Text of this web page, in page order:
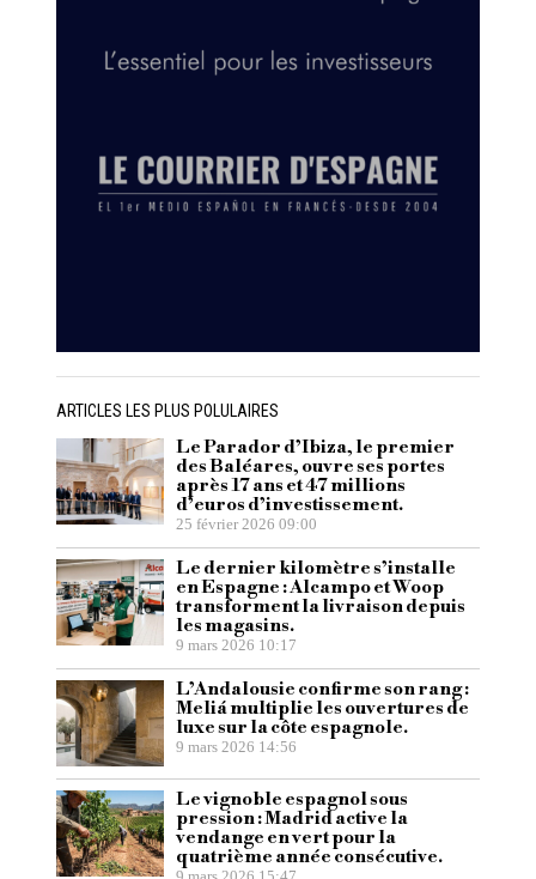
ARTICLES LES PLUS POLULAIRES
Le Parador d’Ibiza, le premier
des Baléares, ouvre ses portes
après 17 ans et 47 millions
d’euros d’investissement.
25 février 2026 09:00
Le dernier kilomètre s’installe
en Espagne : Alcampo et Woop
transforment la livraison depuis
les magasins.
9 mars 2026 10:17
L’Andalousie confirme son rang :
Meliá multiplie les ouvertures de
luxe sur la côte espagnole.
9 mars 2026 14:56
Le vignoble espagnol sous
pression : Madrid active la
vendange en vert pour la
quatrième année consécutive.